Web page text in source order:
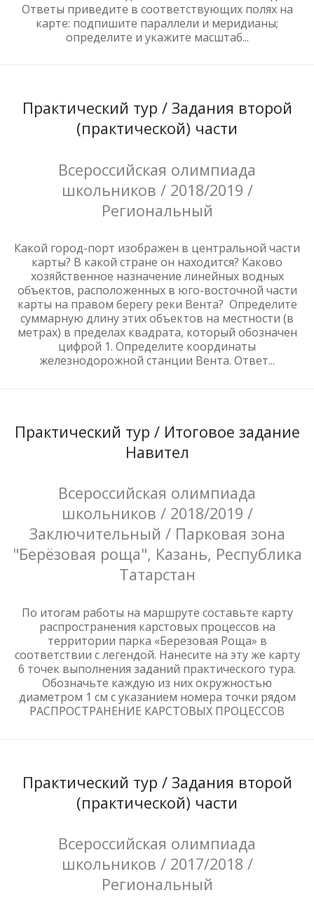
Ответы приведите в соответствующих полях на
карте: подпишите параллели и меридианы;
определите и укажите масштаб...
Практический тур / Задания второй
(практической) части
Всероссийская олимпиада
школьников / 2018/2019 /
Региональный
Какой город-порт изображен в центральной части
карты? В какой стране он находится? Каково
хозяйственное назначение линейных водных
объектов, расположенных в юго-восточной части
карты на правом берегу реки Вента? Определите
суммарную длину этих объектов на местности (в
метрах) в пределах квадрата, который обозначен
цифрой 1. Определите координаты
железнодорожной станции Вента. Ответ...
Практический тур / Итоговое задание
Навител
Всероссийская олимпиада
школьников / 2018/2019 /
Заключительный / Парковая зона
"Берёзовая роща", Казань, Республика
Татарстан
По итогам работы на маршруте составьте карту
распространения карстовых процессов на
территории парка «Березовая Роща» в
соответствии с легендой. Нанесите на эту же карту
6 точек выполнения заданий практического тура.
Обозначьте каждую из них окружностью
диаметром 1 см с указанием номера точки рядом
РАСПРОСТРАНЕНИЕ КАРСТОВЫХ ПРОЦЕССОВ
Практический тур / Задания второй
(практической) части
Всероссийская олимпиада
школьников / 2017/2018 /
Региональный